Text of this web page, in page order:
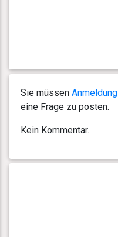
Sie müssen Anmeldung
eine Frage zu posten.
Kein Kommentar.